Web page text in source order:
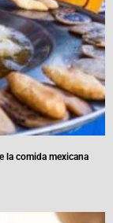
la comida mexicana